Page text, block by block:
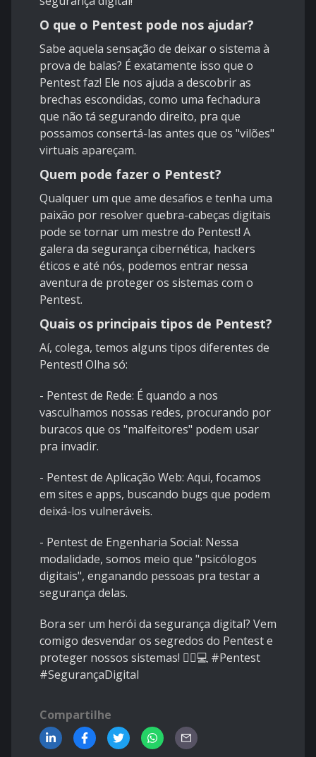
O que o Pentest pode nos ajudar?
Sabe aquela sensação de deixar o sistema à
prova de balas? É exatamente isso que o
Pentest faz! Ele nos ajuda a descobrir as
brechas escondidas, como uma fechadura
que não tá segurando direito, pra que
possamos consertá-las antes que os "vilões"
virtuais apareçam.
Quem pode fazer o Pentest?
Qualquer um que ame desafios e tenha uma
paixão por resolver quebra-cabeças digitais
pode se tornar um mestre do Pentest! A
galera da segurança cibernética, hackers
éticos e até nós, podemos entrar nessa
aventura de proteger os sistemas com o
Pentest.
Quais os principais tipos de Pentest?
Aí, colega, temos alguns tipos diferentes de
Pentest! Olha só:
- Pentest de Rede: É quando a nos
vasculhamos nossas redes, procurando por
buracos que os "malfeitores" podem usar
pra invadir.
- Pentest de Aplicação Web: Aqui, focamos
em sites e apps, buscando bugs que podem
deixá-los vulneráveis.
- Pentest de Engenharia Social: Nessa
modalidade, somos meio que "psicólogos
digitais", enganando pessoas pra testar a
segurança delas.
Bora ser um herói da segurança digital? Vem
comigo desvendar os segredos do Pentest e
proteger nossos sistemas! 🕵️‍♂️💻 #Pentest
#SegurançaDigital
Compartilhe